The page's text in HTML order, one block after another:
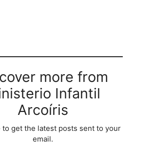
more from
Infantil
Arcoíris
to get the latest posts sent to your
email.